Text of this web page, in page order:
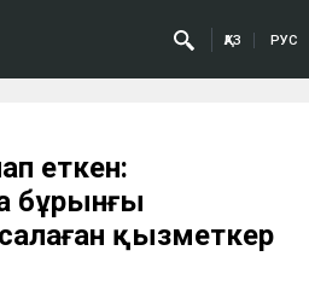
ҚАЗ РУС
еткен:
бұрынғы
қызметкер